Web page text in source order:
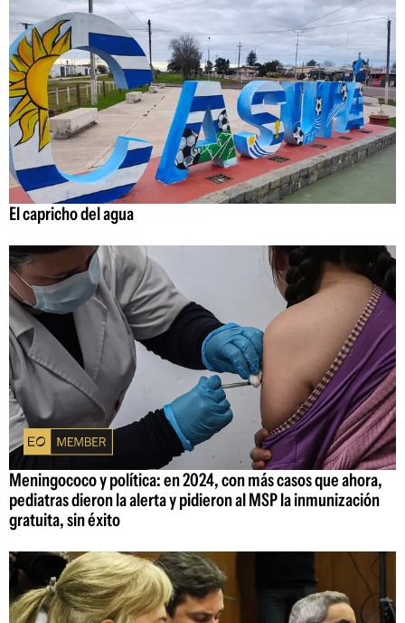
El capricho del agua
Meningococo y política: en 2024, con más casos que ahora,
pediatras dieron la alerta y pidieron al MSP la inmunización
gratuita, sin éxito